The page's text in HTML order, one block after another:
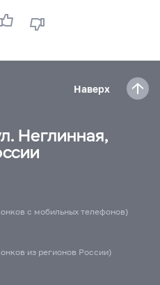
Наверх
Неглинная,
с мобильных телефонов)
из регионов России)